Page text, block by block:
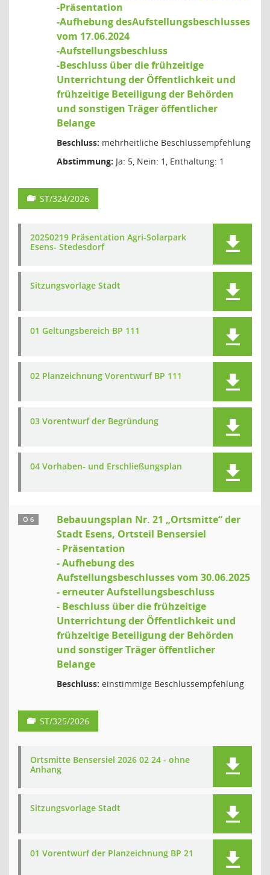
-Präsentation
-Aufhebung desAufstellungsbeschlusses
vom 17.06.2024
-Aufstellungsbeschluss
-Beschluss über die frühzeitige
Unterrichtung der Öffentlichkeit und
frühzeitige Beteiligung der Behörden
und sonstigen Träger öffentlicher
Belange
Beschluss: mehrheitliche Beschlussempfehlung
Abstimmung: Ja: 5, Nein: 1, Enthaltung: 1
ST/324/2026
20250219 Präsentation Agri-Solarpark
Esens- Stedesdorf
Sitzungsvorlage Stadt
01 Geltungsbereich BP 111
02 Planzeichnung Vorentwurf BP 111
03 Vorentwurf der Begründung
04 Vorhaben- und Erschließungsplan
Ö 6
Bebauungsplan Nr. 21 „Ortsmitte“ der
Stadt Esens, Ortsteil Bensersiel
- Präsentation
- Aufhebung des
Aufstellungsbeschlusses vom 30.06.2025
- erneuter Aufstellungsbeschluss
- Beschluss über die frühzeitige
Unterrichtung der Öffentlichkeit und
frühzeitige Beteiligung der Behörden
und sonstiger Träger öffentlicher
Belange
Beschluss: einstimmige Beschlussempfehlung
ST/325/2026
Ortsmitte Bensersiel 2026 02 24 - ohne
Anhang
Sitzungsvorlage Stadt
01 Vorentwurf der Planzeichnung BP 21